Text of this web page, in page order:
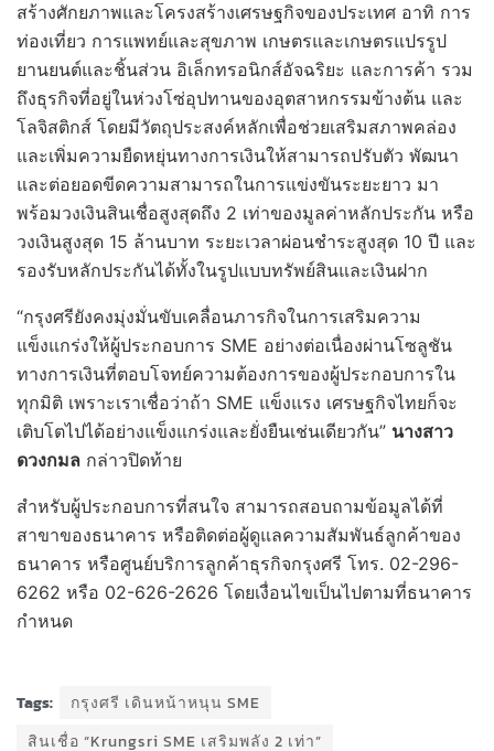
สร้างศักยภาพและโครงสร้างเศรษฐกิจของประเทศ อาทิ การ
ท่องเที่ยว การแพทย์และสุขภาพ เกษตรและเกษตรแปรรูป
ยานยนต์และชิ้นส่วน อิเล็กทรอนิกส์อัจฉริยะ และการค้า รวม
ถึงธุรกิจที่อยู่ในห่วงโซ่อุปทานของอุตสาหกรรมข้างต้น และ
โลจิสติกส์ โดยมีวัตถุประสงค์หลักเพื่อช่วยเสริมสภาพคล่อง
และเพิ่มความยืดหยุ่นทางการเงินให้สามารถปรับตัว พัฒนา
และต่อยอดขีดความสามารถในการแข่งขันระยะยาว มา
พร้อมวงเงินสินเชื่อสูงสุดถึง 2 เท่าของมูลค่าหลักประกัน หรือ
วงเงินสูงสุด 15 ล้านบาท ระยะเวลาผ่อนชำระสูงสุด 10 ปี และ
รองรับหลักประกันได้ทั้งในรูปแบบทรัพย์สินและเงินฝาก
“กรุงศรียังคงมุ่งมั่นขับเคลื่อนภารกิจในการเสริมความ
แข็งแกร่งให้ผู้ประกอบการ SME อย่างต่อเนื่องผ่านโซลูชัน
ทางการเงินที่ตอบโจทย์ความต้องการของผู้ประกอบการใน
ทุกมิติ เพราะเราเชื่อว่าถ้า SME แข็งแรง เศรษฐกิจไทยก็จะ
เติบโตไปได้อย่างแข็งแกร่งและยั่งยืนเช่นเดียวกัน” นางสาว
ดวงกมล กล่าวปิดท้าย
สำหรับผู้ประกอบการที่สนใจ สามารถสอบถามข้อมูลได้ที่
สาขาของธนาคาร หรือติดต่อผู้ดูแลความสัมพันธ์ลูกค้าของ
ธนาคาร หรือศูนย์บริการลูกค้าธุรกิจกรุงศรี โทร. 02-296-
6262 หรือ 02-626-2626 โดยเงื่อนไขเป็นไปตามที่ธนาคาร
กำหนด
Tags:
กรุงศรี เดินหน้าหนุน SME
สินเชื่อ “Krungsri SME เสริมพลัง 2 เท่า”